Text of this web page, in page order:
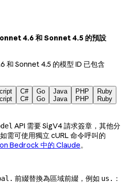
4.6 和 Sonnet 4.5 的預設
Sonnet 4.5 的模型 ID 已包含
C#
C#
Go
Go
Java
Java
PHP
PHP
Ruby
Ruby
API 需要 SigV4 請求簽章，其他分
需可使用獨立 cURL 命令呼叫的
Bedrock 中的 Claude。
前綴替換為區域前綴，例如 us. ：